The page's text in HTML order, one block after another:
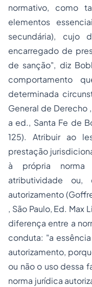
normativo, como
elementos
secundária), cujo
encarregado de
de sanção", diz
comportamento
determinada
General de Derecho
a ed., Santa Fe de
125). Atribuir ao
prestação
à própria norma
atributividade ou,
autorizamento
, São Paulo, Ed. Max
diferença entre a
conduta: "a
autorizamento,
ou não o uso dessa
norma jurídica